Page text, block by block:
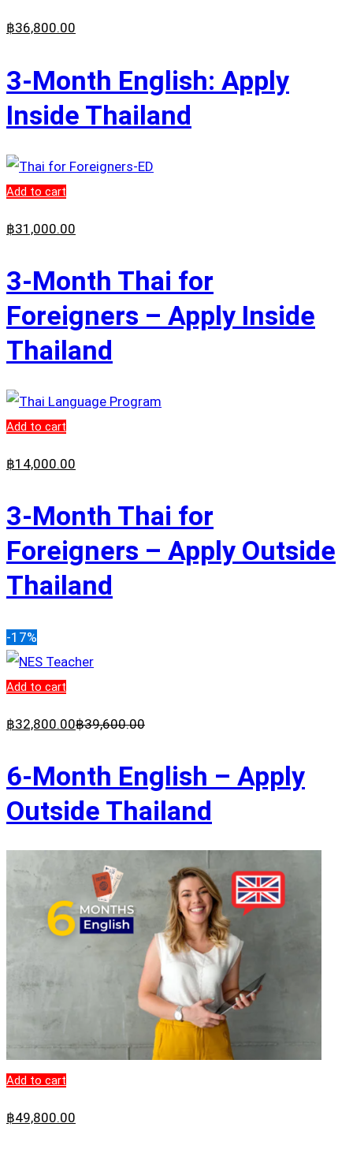
฿36,800.00
3-Month English: Apply
Inside Thailand
Add to cart
฿31,000.00
3-Month Thai for
Foreigners – Apply Inside
Thailand
Add to cart
฿14,000.00
3-Month Thai for
Foreigners – Apply Outside
Thailand
-17%
Add to cart
฿32,800.00฿39,600.00
6-Month English – Apply
Outside Thailand
Add to cart
฿49,800.00